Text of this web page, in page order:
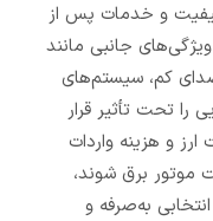
و خدمات پس از
جانبی مانند
کم، سیستم‌های
تحت تأثیر قرار
و هزینه واردات
موتور برق شوند،
به‌صرفه و